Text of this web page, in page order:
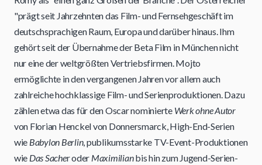
"prägt seit Jahrzehnten das Film- und Fernsehgeschäft im
deutschsprachigen Raum, Europa und darüber hinaus. Ihm
gehört seit der Übernahme der Beta Film in München nicht
nur eine der weltgrößten Vertriebsfirmen. Mojto
ermöglichte in den vergangenen Jahren vor allem auch
zahlreiche hochklassige Film- und Serienproduktionen. Dazu
zählen etwa das für den Oscar nominierte Werk ohne Autor
von Florian Henckel von Donnersmarck, High-End-Serien
wie Babylon Berlin, publikumsstarke TV-Event-Produktionen
wie Das Sacher oder Maximilianbis hin zum Jugend-Serien-